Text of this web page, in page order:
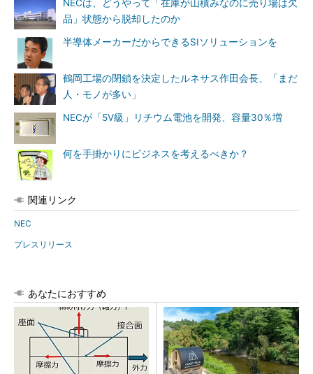
NECは、どうやって「在庫が山積みなのに売り場は欠
品」状態から脱却したのか
半導体メーカーだからできるSIソリューションを
鶴岡工場の閉鎖を決定したルネサス作田会長、「まだ
人・モノが多い」
NECが「5V級」リチウム電池を開発、容量30％増
何を手掛かりにビジネスを考えるべきか？
関連リンク
NEC
プレスリリース
あなたにおすすめ